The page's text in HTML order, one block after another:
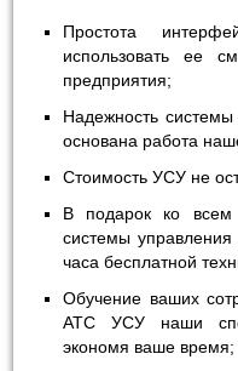
Простота
использовать ее
предприятия;
Надежность
основана работа
Стоимость УСУ не
В подарок ко
системы
часа бесплатной
Обучение ваших
АТС УСУ наши
экономя ваше время;